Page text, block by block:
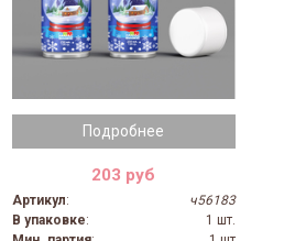
Подробнее
203 руб
Артикул:
ч56183
В упаковке:
1 шт.